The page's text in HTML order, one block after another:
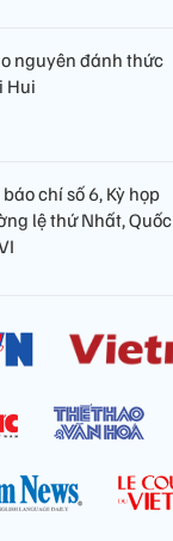
nguyên đánh thức
Hui
chí số 6, Kỳ họp
lệ thứ Nhất, Quốc